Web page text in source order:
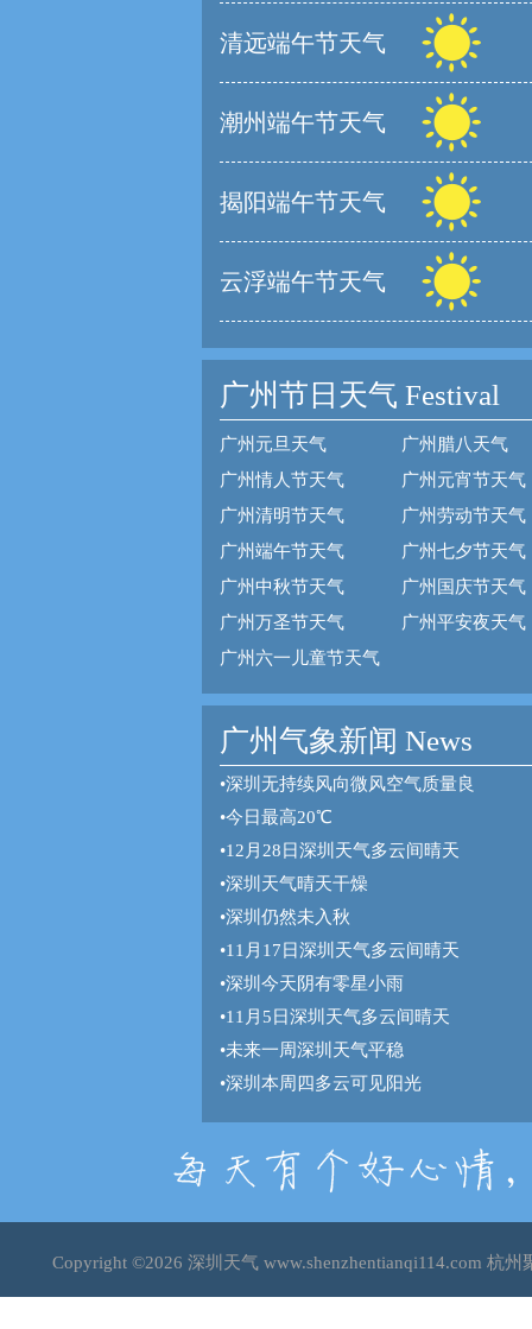
清远端午节天气
潮州端午节天气
揭阳端午节天气
云浮端午节天气
广州节日天气 Festival
广州元旦天气
广州腊八天气
广州情人节天气
广州元宵节天气
广州清明节天气
广州劳动节天气
广州端午节天气
广州七夕节天气
广州中秋节天气
广州国庆节天气
广州万圣节天气
广州平安夜天气
广州六一儿童节天气
广州气象新闻 News
•深圳无持续风向微风空气质量良
•今日最高20℃
•12月28日深圳天气多云间晴天
•深圳天气晴天干燥
•深圳仍然未入秋
•11月17日深圳天气多云间晴天
•深圳今天阴有零星小雨
•11月5日深圳天气多云间晴天
•未来一周深圳天气平稳
•深圳本周四多云可见阳光
Copyright ©2026 深圳天气www.shenzhentianqi114.com 杭